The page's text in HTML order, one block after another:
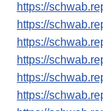
https://
https://
https://
https://
https://
https://